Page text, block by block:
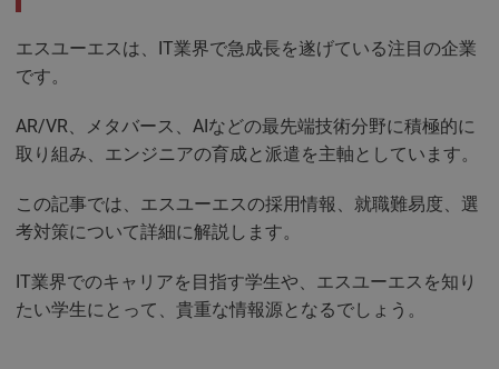
エスユーエスは、IT業界で急成長を遂げている注目の企業
です。
AR/VR、メタバース、AIなどの最先端技術分野に積極的に
取り組み、エンジニアの育成と派遣を主軸としています。
この記事では、エスユーエスの採用情報、就職難易度、選
考対策について詳細に解説します。
IT業界でのキャリアを目指す学生や、エスユーエスを知り
たい学生にとって、貴重な情報源となるでしょう。